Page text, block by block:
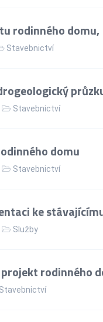
rodinného domu,
Stavebnictví
Stavebnictví
domu
Stavebnictví
ke
Služby
rodinného
Stavebnictví